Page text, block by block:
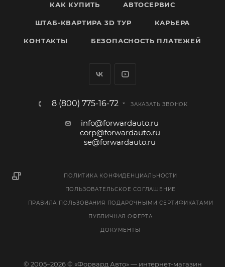
КАК КУПИТЬ АВТОСЕРВИС
ШТАБ-КВАРТИРА 3D ТУР КАРЬЕРА
КОНТАКТЫ БЕЗОПАСНОСТЬ ПЛАТЕЖЕЙ
8 (800) 775-16-72 ЗАКАЗАТЬ ЗВОНОК
info@forwardauto.ru
corp@forwardauto.ru
se@forwardauto.ru
ПОЛИТИКА КОНФИДЕНЦИАЛЬНОСТИ
ПОЛЬЗОВАТЕЛЬСКОЕ СОГЛАШЕНИЕ
ПРАВИЛА ПОЛЬЗОВАНИЯ ПОДАРОЧНЫМИ СЕРТИФИКАТАМИ
ПУБЛИЧНАЯ ОФЕРТА
ДОКУМЕНТЫ
© 2005–2026 © «Форвард Авто» — интернет-магазин